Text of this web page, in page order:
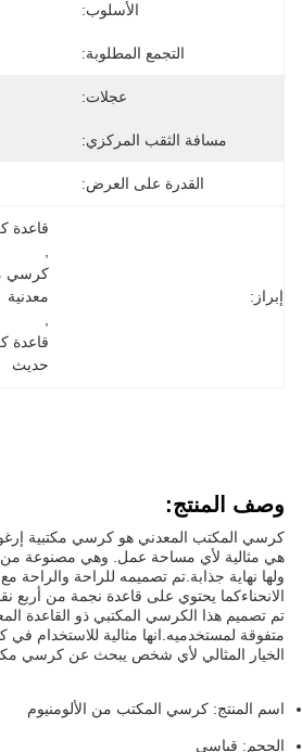
الأسلوب:
التجمع المطلوبة:
عجلات:
مسافة الثقب المركزي:
القدرة على العرض:
إبراز:
قاعدة
معدنية
حديث
وصف المنتج:
كرسي المكتب المعدني هو كرسي مكتبية
هي مثالية لأي مساحة عمل. وهي مصنوعة من
ولها نهاية جذابة.تم تصميمه للراحة والراحة مع
الانحناءكما يحتوي على قاعدة نجمة من أربع
تم تصميم هذا الكرسي المكتبي ذو القاعدة
متفوقة لمستخدميه.انها مثالية للاستخدام
الخيار المثالي لأي شخص يبحث عن كرسي
اسم المنتج: كرسي المكتب من الألومنيوم
الحجم: قياسي